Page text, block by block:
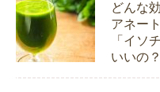
どんな
アネー
「イソ
いいの